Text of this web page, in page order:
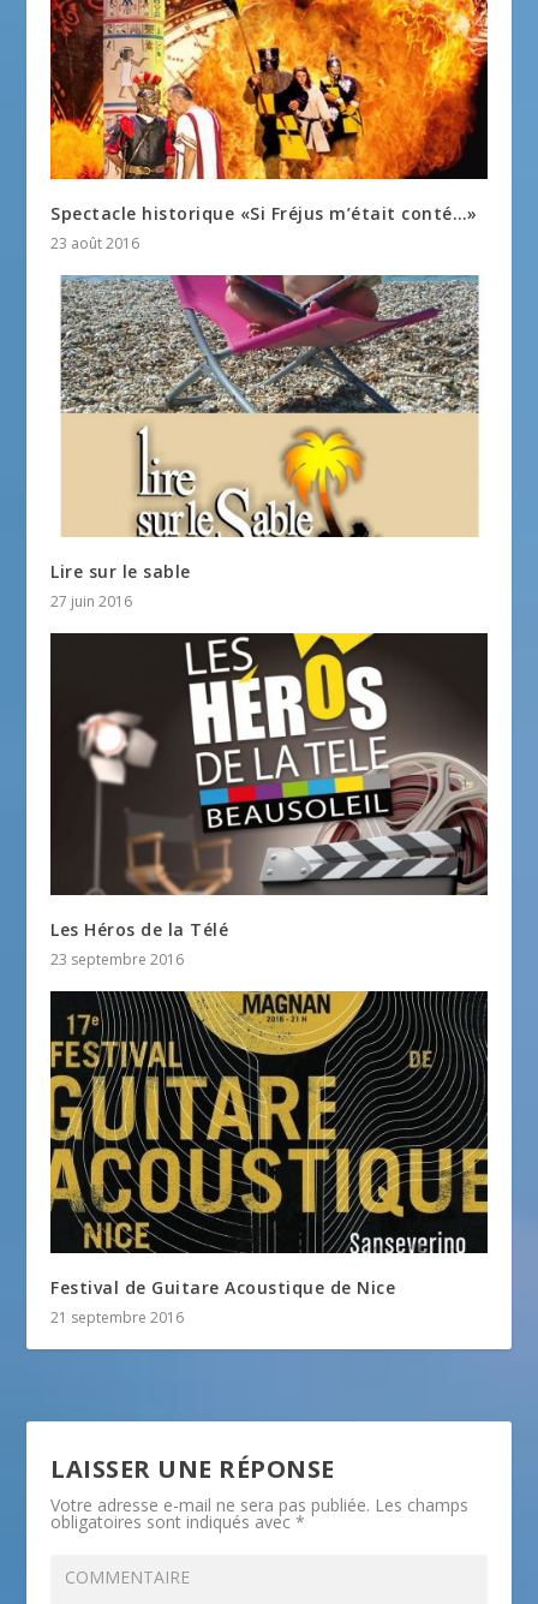
Spectacle historique «Si Fréjus m’était conté…»
23 août 2016
Lire sur le sable
27 juin 2016
Les Héros de la Télé
23 septembre 2016
Festival de Guitare Acoustique de Nice
21 septembre 2016
LAISSER UNE RÉPONSE
Votre adresse e-mail ne sera pas publiée. Les champs
obligatoires sont indiqués avec*